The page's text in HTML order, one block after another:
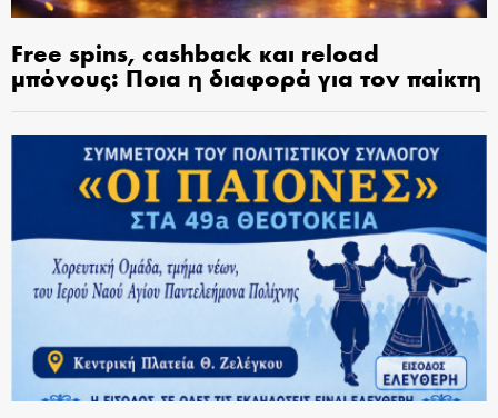
Free spins, cashback και reload
μπόνους: Ποια η διαφορά για τον παίκτη